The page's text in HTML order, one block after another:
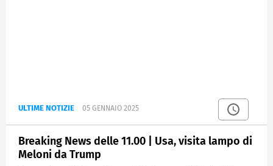
ULTIME NOTIZIE 05 GENNAIO 2025
Breaking News delle 11.00 | Usa, visita lampo di
Meloni da Trump